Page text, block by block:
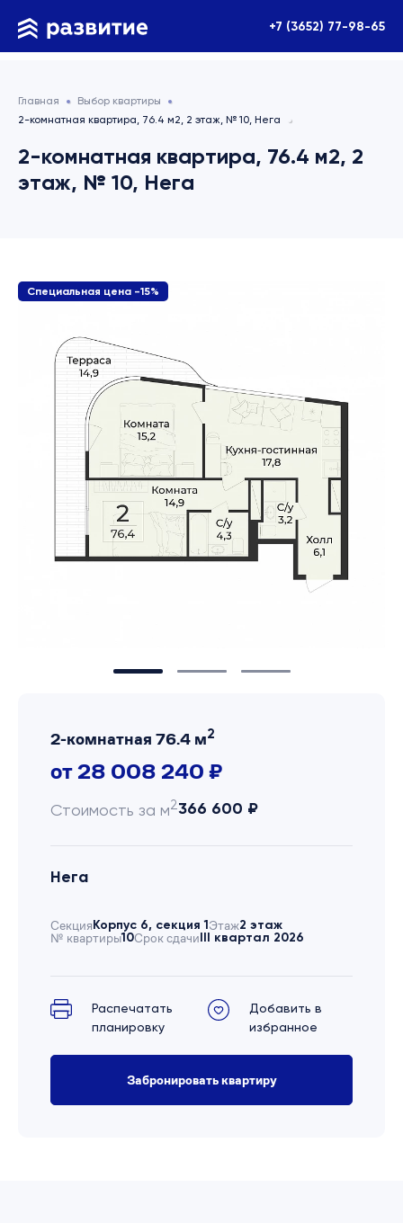
+7 (3652) 77-98-65
Главная
Выбор квартиры
2-комнатная квартира, 76.4 м2, 2 этаж, № 10, Нега
2-комнатная квартира, 76.4 м2, 2
этаж, № 10, Нега
Специальная цена -15%
2-комнатная 76.4 м2
от 28 008 240 ₽
Стоимость за м2366 600 ₽
Нега
СекцияКорпус 6, секция 1Этаж2 этаж
№ квартиры10Срок сдачиIII квартал 2026
Распечатать
планировку
Добавить в
избранное
Забронировать квартиру